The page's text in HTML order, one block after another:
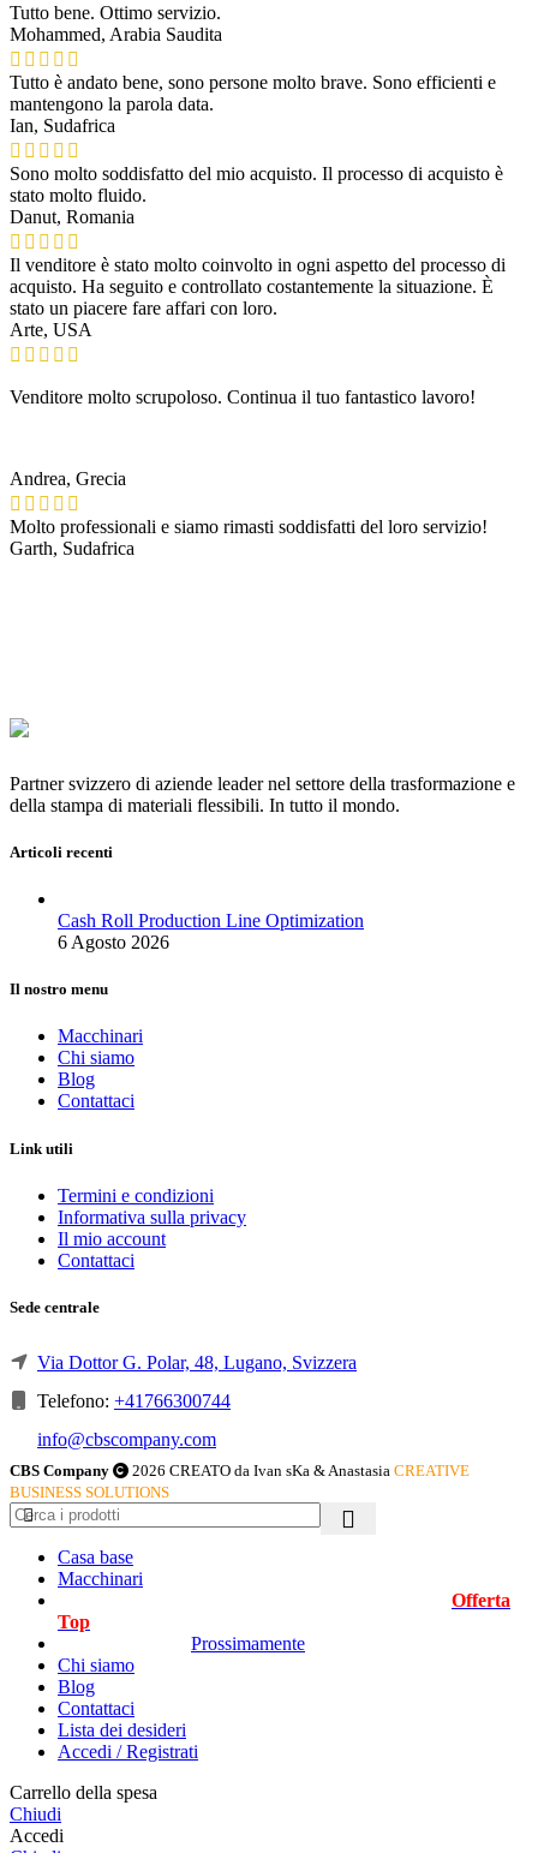
Tutto bene. Ottimo servizio.
Mohammed, Arabia Saudita
Tutto è andato bene, sono persone molto brave. Sono efficienti e
mantengono la parola data.
Ian, Sudafrica
Sono molto soddisfatto del mio acquisto. Il processo di acquisto è
stato molto fluido.
Danut, Romania
Il venditore è stato molto coinvolto in ogni aspetto del processo di
acquisto. Ha seguito e controllato costantemente la situazione. È
stato un piacere fare affari con loro.
Arte, USA
Venditore molto scrupoloso. Continua il tuo fantastico lavoro!
Andrea, Grecia
Molto professionali e siamo rimasti soddisfatti del loro servizio!
Garth, Sudafrica
Partner svizzero di aziende leader nel settore della trasformazione e
della stampa di materiali flessibili. In tutto il mondo.
Articoli recenti
Cash Roll Production Line Optimization
6 Agosto 2026
Il nostro menu
Macchinari
Chi siamo
Blog
Contattaci
Link utili
Termini e condizioni
Informativa sulla privacy
Il mio account
Contattaci
Sede centrale
Via Dottor G. Polar, 48, Lugano, Svizzera
Telefono: +41766300744
info@cbscompany.com
CBS Company 2026 CREATO da Ivan sKa & Anastasia CREATIVE
BUSINESS SOLUTIONS
Casa base
Macchinari
Offerta
Top
Prossimamente
Chi siamo
Blog
Contattaci
Lista dei desideri
Accedi / Registrati
Carrello della spesa
Chiudi
Accedi